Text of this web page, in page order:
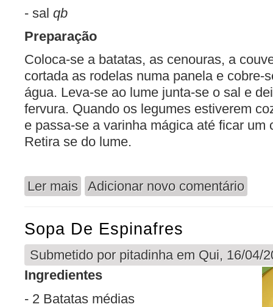
- sal qb
Preparação
Coloca-se a batatas, as cenouras, a
cortada as rodelas numa panela e cobre-
água. Leva-se ao lume junta-se o sal e
fervura. Quando os legumes estiverem
e passa-se a varinha mágica até ficar um
Retira se do lume.
Ler mais acerca de Creme de Cenoura
Adicionar novo comentário
Sopa De Espinafres
Submetido por pitadinhaem Qui, 16/04/
Ingredientes
- 2 Batatas médias